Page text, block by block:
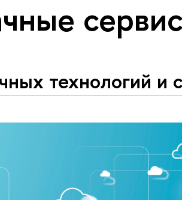
технологий и